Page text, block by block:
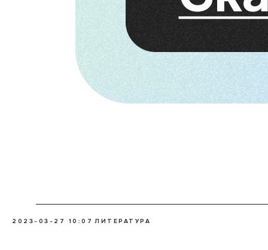
2023-03-27 10:07 ЛИТЕРАТУРА